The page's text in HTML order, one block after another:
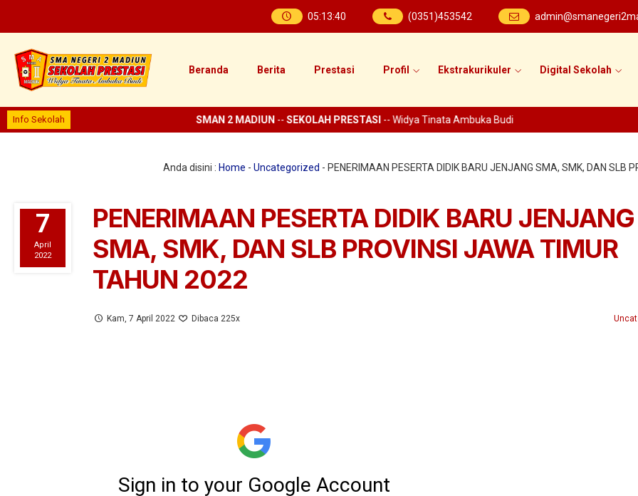
05:13:41 (0351)453542
Beranda Berita Prestasi Profil Ekstrakurikuler Digital Sekolah
Info Sekolah SMAN 2 MADIUN--SEKOLAH PRESTASI-- Widya Tinata Ambuka Budi
Anda disini : Home - Uncategorized - PENERIMAAN PESERTA DIDIK BARU JENJANG SMA, SMK, DAN SLB
7
April
2022
PENERIMAAN PESERTA DIDIK BARU JENJANG
SMA, SMK, DAN SLB PROVINSI JAWA TIMUR
TAHUN 2022
Kam, 7 April 2022 Dibaca 225x